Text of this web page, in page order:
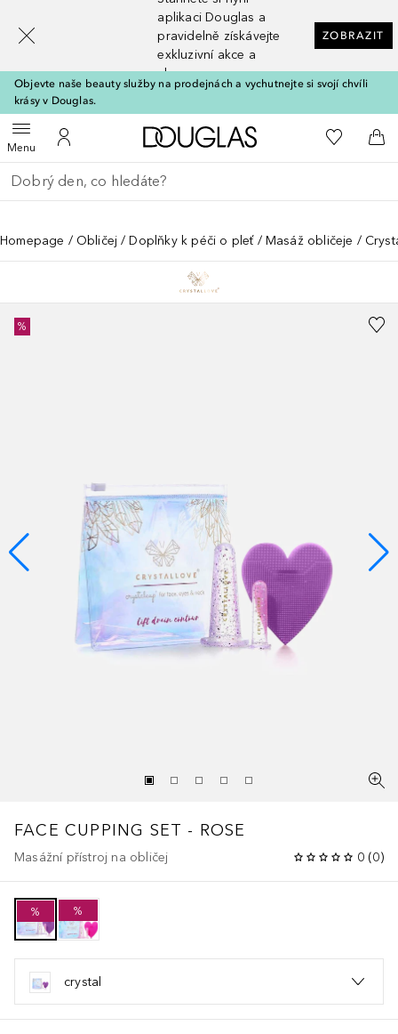
aplikaci Douglas a
pravidelně získávejte
exkluzivní akce a
slevy
ZOBRAZIT
Objevte naše beauty služby na prodejnách a vychutnejte si svojí chvíli
krásy v Douglas.
MenuOtevřít menuK mému účtu
Domů K mému
Do
Vraťte se
Proveďte vyhledávání
Homepage Obličej Doplňky k péči o pleť Masáž obličeje
%
FACE CUPPING SET - ROSE
Masážní přístroj na obličej 0 (0)
% %
crystal
[navigation.slideout.screenreader]